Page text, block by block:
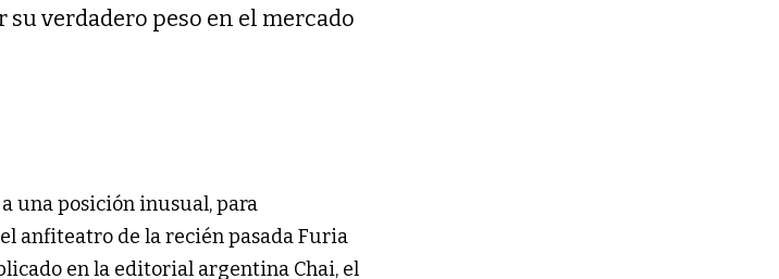
verdadero peso en el mercado
una posición inusual, para
anfiteatro de la recién pasada Furia
en la editorial argentina Chai, el